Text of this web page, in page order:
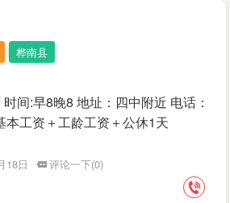
桦南县
间:早8晚8 地址：四中附近 电话：
本工资＋工龄工资＋公休1天
18日
评论一下(0)